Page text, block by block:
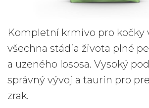
Kompletní krmivo pro kočky
všechna stádia života plné
a uzeného lososa. Vysoký
správný vývoj a taurin pro
zrak.